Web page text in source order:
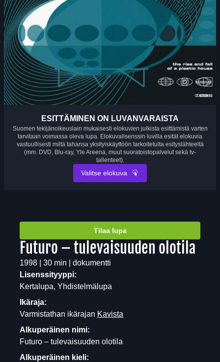
ESITTÄMINEN ON LUVANVARAISTA
Suomen tekijänoikeuslain mukaisesti elokuvien julkista esittämistä varten
tarvitaan voimassa oleva lupa. Elokuvalisenssin luvilla esität elokuvia
vastuullisesti miltä tahansa yksityiskäyttöön tarkoitetulta esityslähteeltä
(mm. DVD, Blu-ray, Yle Areena, muut suoratoistopalvelut sekä tv-
tallenteet).
Valitse elokuva
Tilaa lupa
Futuro – tulevaisuuden olotila
1998 | 30 min | dokumentti
Lisenssityyppi:
Kertalupa, Yhdistelmälupa
Ikäraja:
Varmistathan ikärajan Kavista
Alkuperäinen nimi:
Futuro – tulevaisuuden olotila
Alkuperäinen kieli: